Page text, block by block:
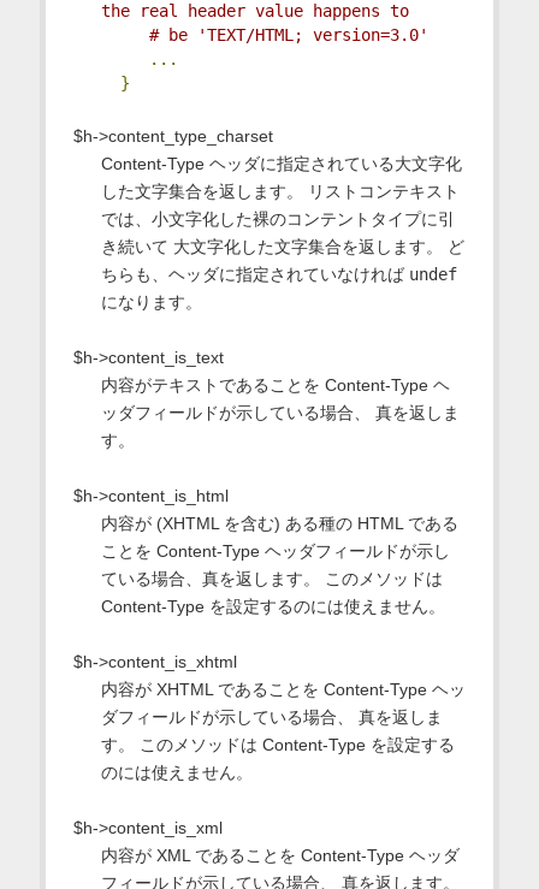
the real header value happens to
# be 'TEXT/HTML; version=3.0'
...
}
$h->content_type_charset
Content-Type ヘッダに指定されている大文字化
した文字集合を返します。 リストコンテキスト
では、小文字化した裸のコンテントタイプに引
き続いて 大文字化した文字集合を返します。 ど
ちらも、ヘッダに指定されていなければ undef
になります。
$h->content_is_text
内容がテキストであることを Content-Type ヘ
ッダフィールドが示している場合、 真を返しま
す。
$h->content_is_html
内容が (XHTML を含む) ある種の HTML である
ことを Content-Type ヘッダフィールドが示し
ている場合、真を返します。 このメソッドは
Content-Type を設定するのには使えません。
$h->content_is_xhtml
内容が XHTML であることを Content-Type ヘッ
ダフィールドが示している場合、 真を返しま
す。 このメソッドは Content-Type を設定する
のには使えません。
$h->content_is_xml
内容が XML であることを Content-Type ヘッダ
フィールドが示している場合、 真を返します。